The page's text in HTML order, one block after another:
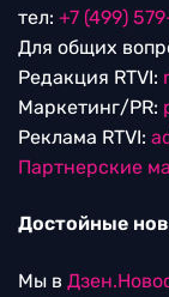
тел: +7 (499)
Для общих
Редакция RTVI:
Маркетинг/PR:
Реклама RTVI:
Партнерские
Достойные
Мы в